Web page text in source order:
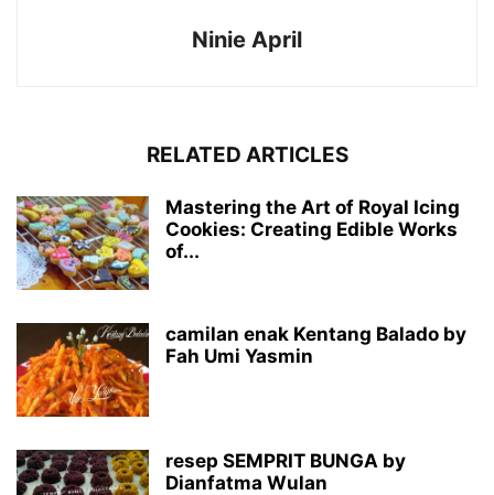
Ninie April
RELATED ARTICLES
Mastering the Art of Royal Icing
Cookies: Creating Edible Works
of...
camilan enak Kentang Balado by
Fah Umi Yasmin
resep SEMPRIT BUNGA by
Dianfatma Wulan